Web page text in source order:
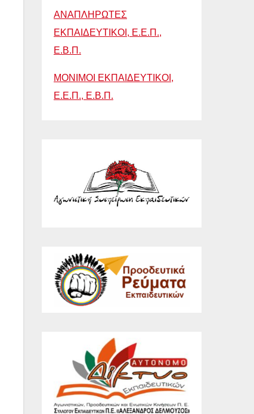
ΑΝΑΠΛΗΡΩΤΕΣ
ΕΚΠΑΙΔΕΥΤΙΚΟΙ, Ε.Ε.Π.,
Ε.Β.Π.
ΜΟΝΙΜΟΙ ΕΚΠΑΙΔΕΥΤΙΚΟΙ,
Ε.Ε.Π., Ε.Β.Π.